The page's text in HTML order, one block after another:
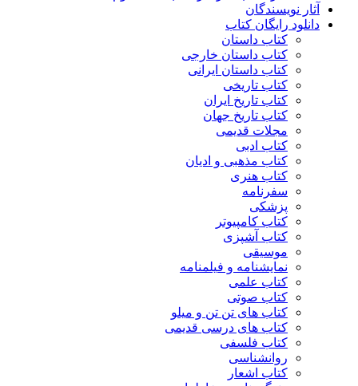
آثار نویسندگان
دانلود رایگان کتاب
کتاب داستان
کتاب داستان خارجی
کتاب داستان ایرانی
کتاب تاریخی
کتاب تاریخ ایران
کتاب تاریخ جهان
مجلات قدیمی
کتاب ادبی
کتاب مذهبی و ادیان
کتاب هنری
سفرنامه
پزشکی
کتاب کامپیوتر
کتاب آشپزی
موسیقی
نمایشنامه و فیلمنامه
کتاب علمی
کتاب صوتی
کتاب های تن تن و میلو
کتاب های درسی قدیمی
کتاب فلسفی
روانشناسی
کتاب اشعار